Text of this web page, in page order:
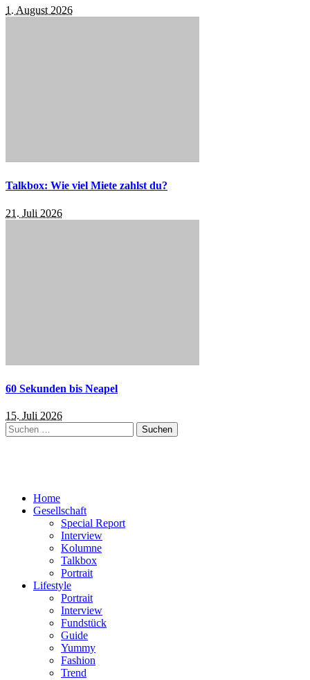
1. August 2026
Talkbox: Wie viel Miete zahlst du?
21. Juli 2026
60 Sekunden bis Neapel
15. Juli 2026
Suchen
nach:
Home
Gesellschaft
Special Report
Interview
Kolumne
Talkbox
Portrait
Lifestyle
Portrait
Interview
Fundstück
Guide
Yummy
Fashion
Trend